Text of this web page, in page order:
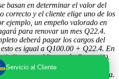
basan en determinar el valor del
y el cliente elige uno de los
ejemplo, un empeño valorado en
para renovar un mes Q22.4.
deberá pagar los cargos del
es igual a Q100.00 + Q22.4. En
para Mercancía General*).
el cliente titular recupera su
y joyas varía según la categoría.
Servicio al Cliente